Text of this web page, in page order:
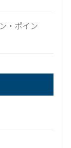
・ポイン